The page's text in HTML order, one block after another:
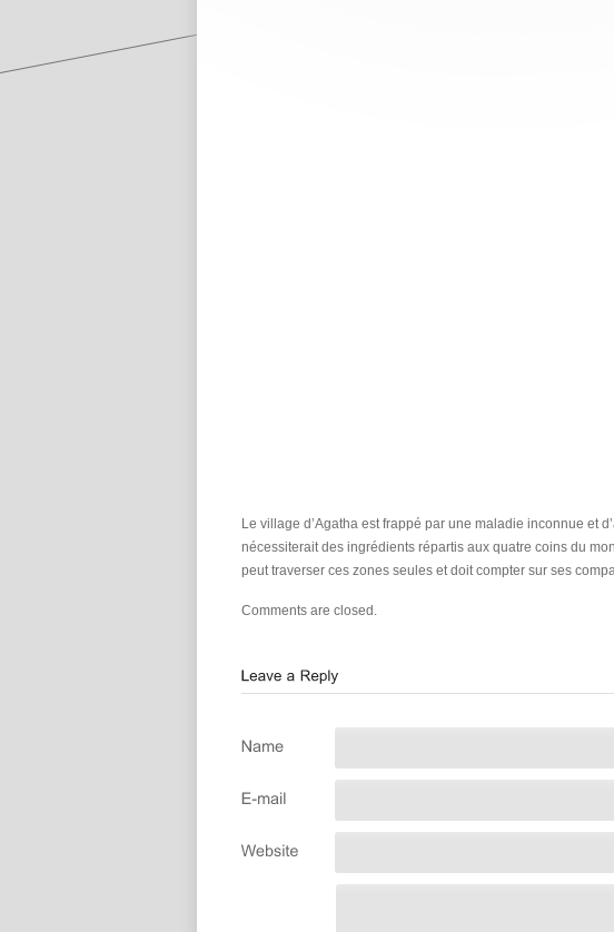
Le village d’Agatha est frappé par une maladie inconnue et
nécessiterait des ingrédients répartis aux quatre coins du
peut traverser ces zones seules et doit compter sur ses
Comments are closed.